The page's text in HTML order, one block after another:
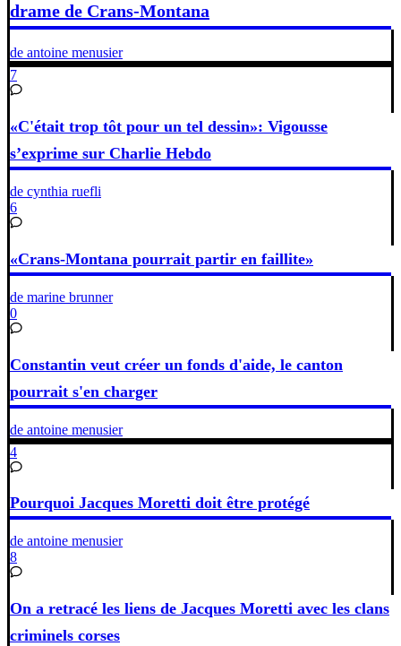
drame de Crans-Montana
de antoine menusier
7
«C'était trop tôt pour un tel dessin»: Vigousse
s’exprime sur Charlie Hebdo
de cynthia ruefli
6
«Crans-Montana pourrait partir en faillite»
de marine brunner
0
Constantin veut créer un fonds d'aide, le canton
pourrait s'en charger
de antoine menusier
4
Pourquoi Jacques Moretti doit être protégé
de antoine menusier
8
On a retracé les liens de Jacques Moretti avec les clans
criminels corses